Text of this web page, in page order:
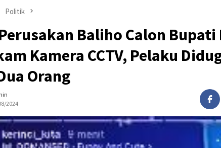
Politik
Baliho Calon Bupati
Kamera CCTV, Pelaku
Orang
2024